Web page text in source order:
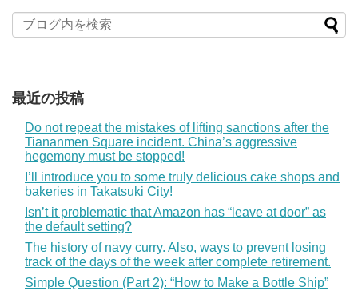
最近の投稿
Do not repeat the mistakes of lifting sanctions after the
Tiananmen Square incident. China’s aggressive
hegemony must be stopped!
I’ll introduce you to some truly delicious cake shops and
bakeries in Takatsuki City!
Isn’t it problematic that Amazon has “leave at door” as
the default setting?
The history of navy curry. Also, ways to prevent losing
track of the days of the week after complete retirement.
Simple Question (Part 2): “How to Make a Bottle Ship”